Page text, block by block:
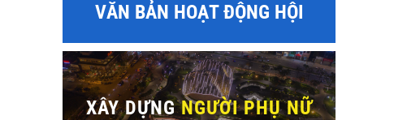
VĂN BẢN HOẠT ĐỘNG HỘI
XÂY DỰNGNGƯỜI PHỤ NỮ